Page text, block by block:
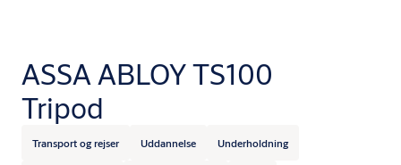
ASSA ABLOY TS100
Tripod
Transport og rejser Uddannelse Underholdning